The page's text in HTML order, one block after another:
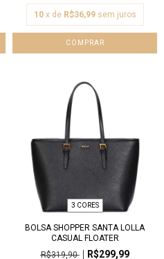
10 x de R$36,99 sem juros
COMPRAR
3 CORES
BOLSA SHOPPER SANTA LOLLA
CASUAL FLOATER
R$319,90
R$299,99